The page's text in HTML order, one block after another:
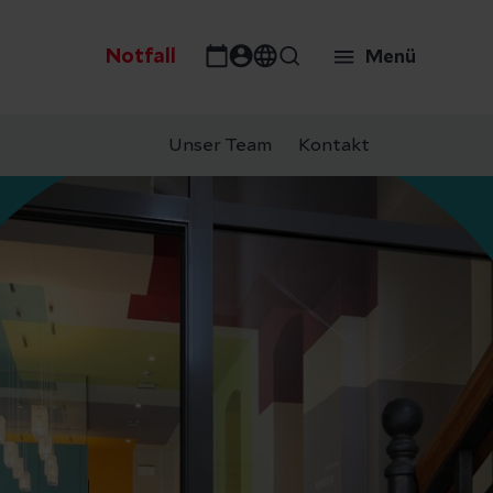
Notfall Menü
Unser Team Kontakt